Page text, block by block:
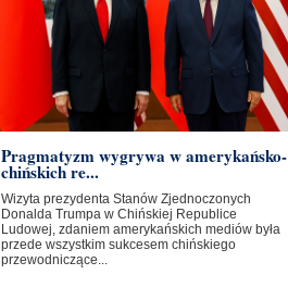
Pragmatyzm wygrywa w amerykańsko-
chińskich re...
Wizyta prezydenta Stanów Zjednoczonych
Donalda Trumpa w Chińskiej Republice
Ludowej, zdaniem amerykańskich mediów była
przede wszystkim sukcesem chińskiego
przewodniczące...